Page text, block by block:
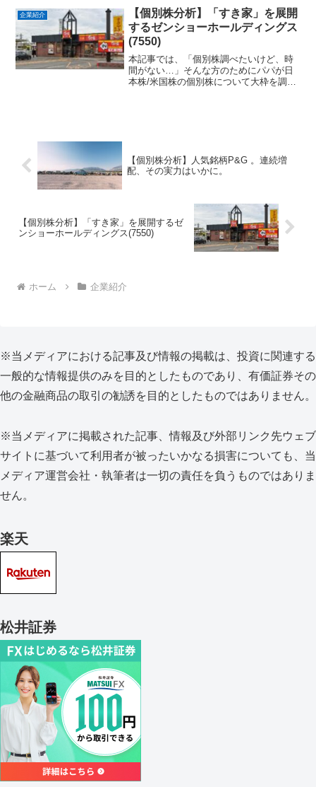
企業紹介
【個別株分析】「すき家」を展開
するゼンショーホールディングス
(7550)
本記事では、「個別株調べたいけど、時
間がない…」そんな方のためにパパが日
本株/米国株の個別株について大枠を調べ
【個別株分析】人気銘柄P&G 。連続増
配、その実力はいかに。
【個別株分析】「すき家」を展開するゼ
ンショーホールディングス(7550)
ホーム 企業紹介
※当メディアにおける記事及び情報の掲載は、投資に関連する
一般的な情報提供のみを目的としたものであり、有価証券その
他の金融商品の取引の勧誘を目的としたものではありません。
※当メディアに掲載された記事、情報及び外部リンク先ウェブ
サイトに基づいて利用者が被ったいかなる損害についても、当
メディア運営会社・執筆者は一切の責任を負うものではありま
せん。
楽天
松井証券